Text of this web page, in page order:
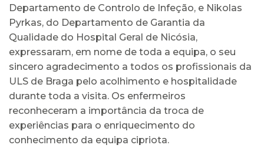
Departamento de Controlo de Infeção, e Nikolas
Pyrkas, do Departamento de Garantia da
Qualidade do Hospital Geral de Nicósia,
expressaram, em nome de toda a equipa, o seu
sincero agradecimento a todos os profissionais da
ULS de Braga pelo acolhimento e hospitalidade
durante toda a visita. Os enfermeiros
reconheceram a importância da troca de
experiências para o enriquecimento do
conhecimento da equipa cipriota.